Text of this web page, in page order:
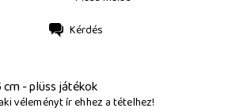
Kérdés
cm - plüss játékok
véleményt ír ehhez a tételhez!